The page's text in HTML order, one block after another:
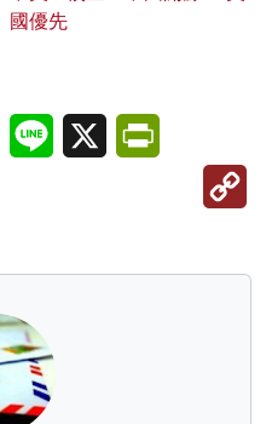
國優先
LinkedInLine X